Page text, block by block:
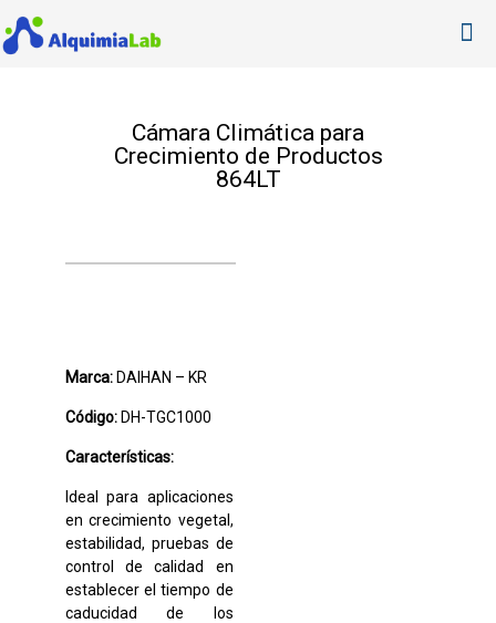
Cámara Climática para
Crecimiento de Productos
864LT
Marca:DAIHAN – KR
Código:DH-TGC1000
Características:
Ideal para aplicaciones
en crecimiento vegetal,
estabilidad, pruebas de
control de calidad en
establecer el tiempo de
caducidad de los